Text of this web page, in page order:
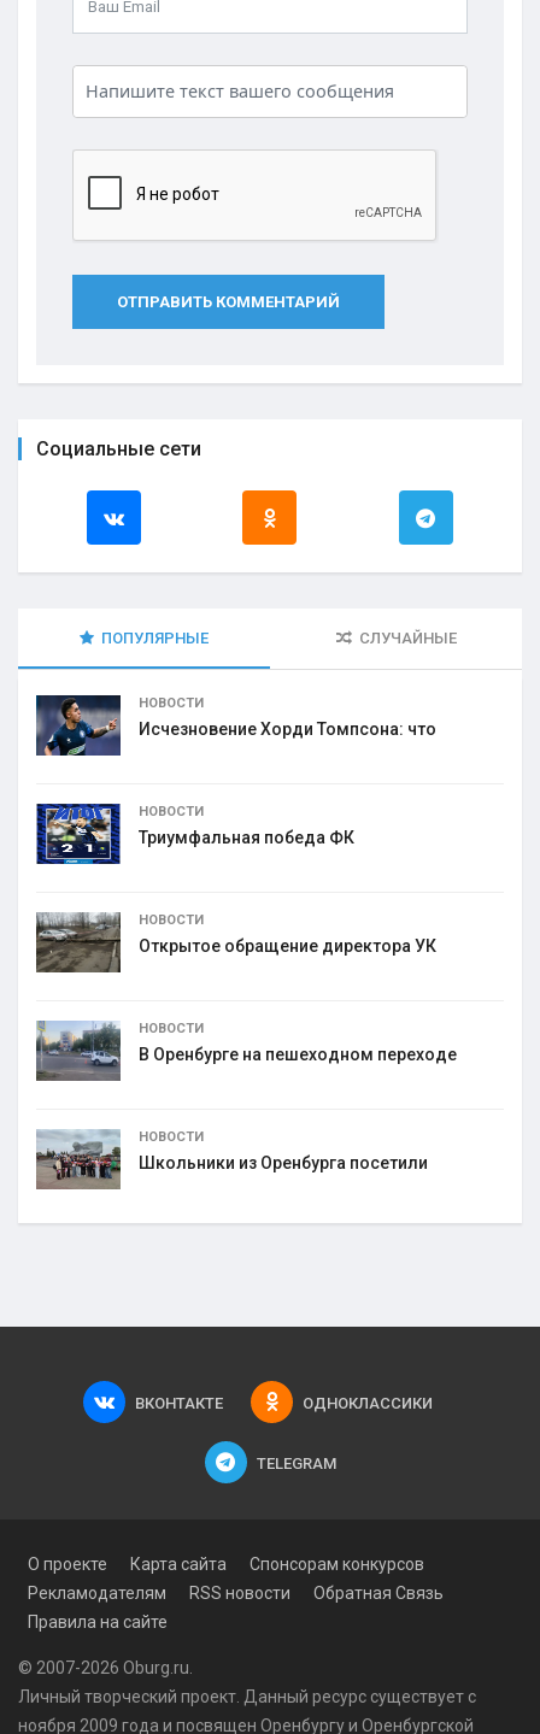
ОТПРАВИТЬ КОММЕНТАРИЙ
Социальные сети
ПОПУЛЯРНЫЕ СЛУЧАЙНЫЕ
НОВОСТИ
Исчезновение Хорди Томпсона: что
НОВОСТИ
Триумфальная победа ФК
НОВОСТИ
Открытое обращение директора УК
НОВОСТИ
В Оренбурге на пешеходном переходе
НОВОСТИ
Школьники из Оренбурга посетили
ВКОНТАКТЕ ОДНОКЛАССИКИ
TELEGRAM
О проекте Карта сайта
Спонсорам конкурсов
Рекламодателям
RSS новости
Обратная Связь
Правила на сайте
© 2007-2026 Oburg.ru.
Личный творческий проект. Данный ресурс существует с
ноября 2009 года и посвящен Оренбургу и Оренбургской